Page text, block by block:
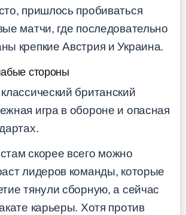
пришлось пробиваться
матчи, где последовательно
крепкие Австрия и Украина.
стороны
британский
игра в обороне и опасная
скорее всего можно
лидеров команды, которые
тянули сборную, а сейчас
карьеры. Хотя против